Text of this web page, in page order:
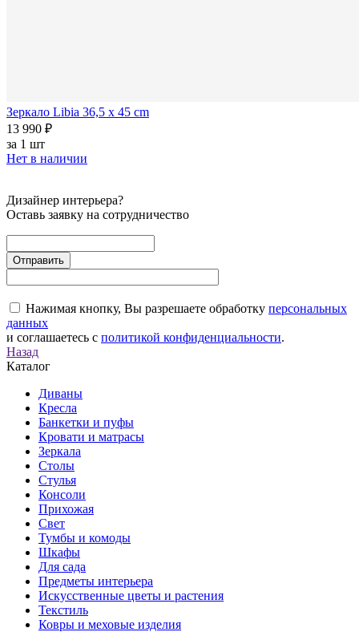
Зеркало Libia 36,5 x 45 cm
13 990 ₽
за 1 шт
Нет в наличии
Дизайнер интерьера?
Оставь заявку на сотрудничество
Нажимая кнопку, Вы разрешаете обработку персональных
данных
и соглашаетесь с политикой конфиденциальности.
Назад
Каталог
Диваны
Кресла
Банкетки и пуфы
Кровати и матрасы
Зеркала
Столы
Стулья
Консоли
Прихожая
Свет
Тумбы и комоды
Шкафы
Для сада
Предметы интерьера
Искусственные цветы и растения
Текстиль
Ковры и меховые изделия